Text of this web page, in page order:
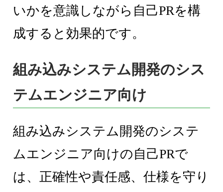
いかを意識しながら自己PRを構
成すると効果的です。
組み込みシステム開発のシス
テムエンジニア向け
組み込みシステム開発のシステ
ムエンジニア向けの自己PRで
は、正確性や責任感、仕様を守り